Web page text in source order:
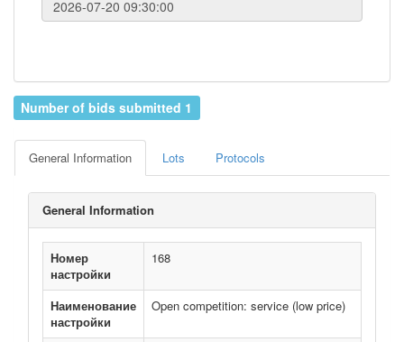
Number of bids submitted 1
General Information Lots Protocols
General Information
Номер
настройки
168
Наименование
настройки
Open competition: service (low price)